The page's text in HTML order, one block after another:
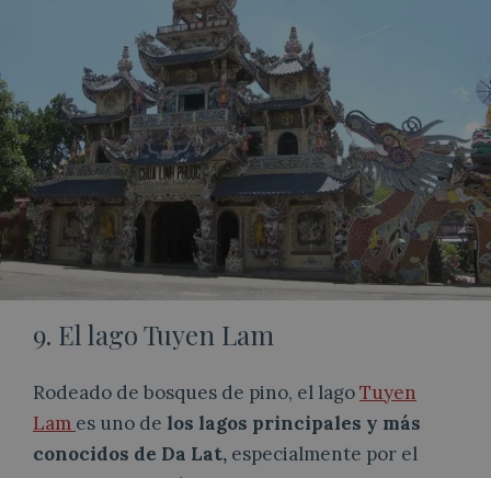
9. El lago Tuyen Lam
Rodeado de bosques de pino, el lagoTuyen
Lam es uno de los lagos principales y más
conocidos de Da Lat, especialmente por el